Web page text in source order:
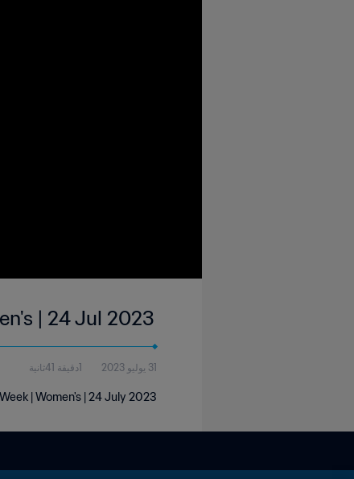
| 24 Jul 2023
31 يوليو 2023 1دقيقة 41ثانية
| Women's | 24 July 2023